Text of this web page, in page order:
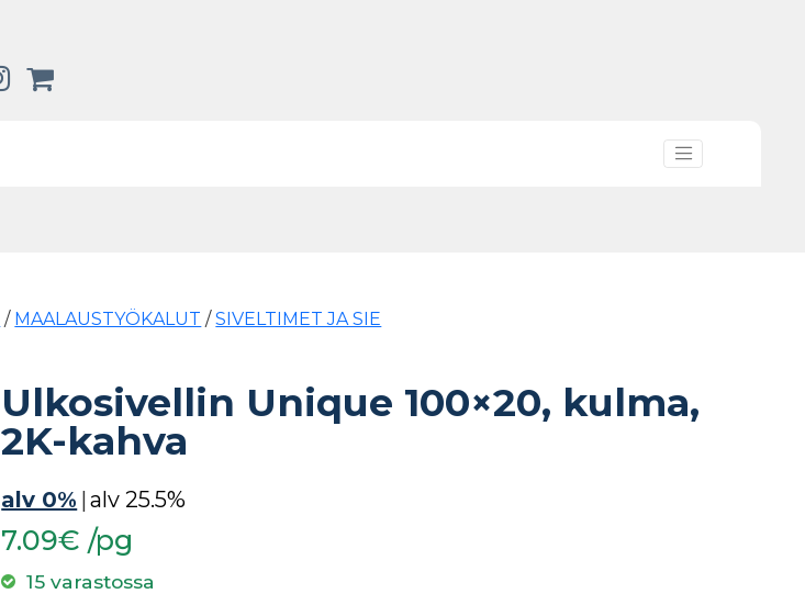
/ MAALAUSTYÖKALUT /SIVELTIMET JA SIE
Ulkosivellin Unique 100×20, kulma,
2K-kahva
alv 0% |alv 25.5%
7.09€ /pg
15 varastossa